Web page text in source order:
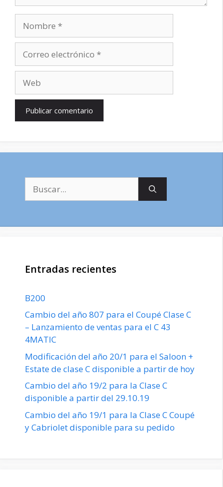
electrónico
Entradas recientes
B200
Cambio del año 807 para el Coupé Clase C
– Lanzamiento de ventas para el C 43
4MATIC
Modificación del año 20/1 para el Saloon +
Estate de clase C disponible a partir de hoy
Cambio del año 19/2 para la Clase C
disponible a partir del 29.10.19
Cambio del año 19/1 para la Clase C Coupé
y Cabriolet disponible para su pedido